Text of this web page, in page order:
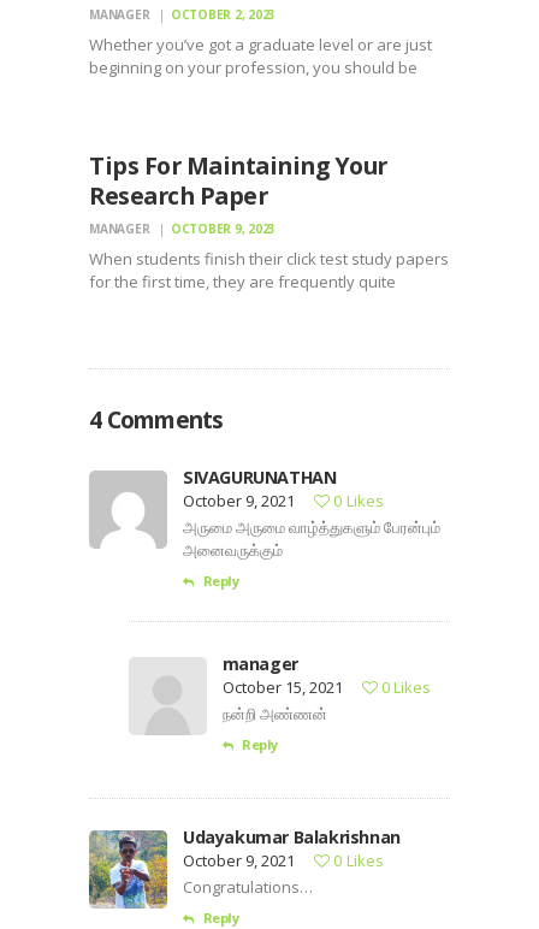
MANAGER OCTOBER 2, 2023
Whether you’ve got a graduate level or are just
beginning on your profession, you should be
writing…
Tips For Maintaining Your
Research Paper
MANAGER OCTOBER 9, 2023
When students finish their click test study papers
for the first time, they are frequently quite
of…
4 Comments
SIVAGURUNATHAN
October 9, 2021 0 Likes
அருமை அருமை வாழ்த்துகளும் பேரன்பும்
அனைவருக்கும்
Reply
manager
October 15, 2021 0Likes
நன்றி அண்ணன்
Reply
Udayakumar Balakrishnan
October 9, 2021 0 Likes
Congratulations…
Reply